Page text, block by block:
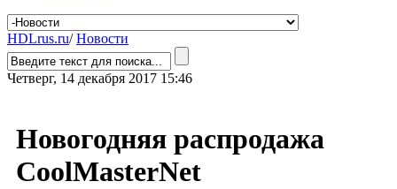
HDLrus.ru/Новости
Четверг, 14 декабря 2017 15:46
Новогодняя распродажа
CoolMasterNet